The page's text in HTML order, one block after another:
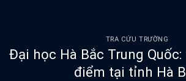
TRA CỨU TRƯỜNG
Đại học Hà Bắc Trung
điểm tại tỉnh Hà